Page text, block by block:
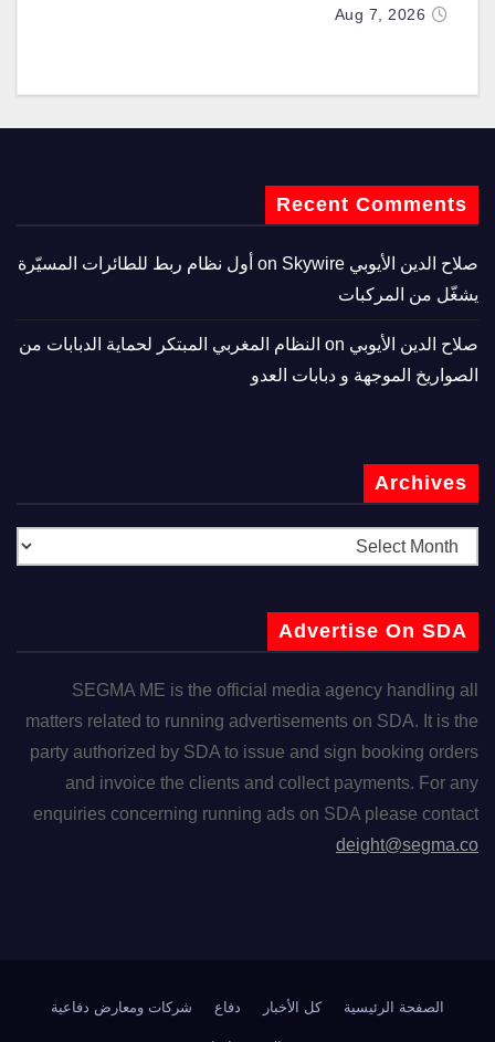
Aug 7, 2026
Recent Comments
صلاح الدين الأيوبي
Skywire أول نظام ربط للطائرات المسيّرة
يشغّل من المركبات
صلاح الدين الأيوبي
النظام المغربي المبتكر لحماية الدبابات من
الصواريخ الموجهة و دبابات العدو
Archives
Advertise On SDA
SEGMA ME is the official media agency handling all
matters related to running advertisements on SDA. It is the
party authorized by SDA to issue and sign booking orders
and invoice the clients and collect payments. For any
enquiries concerning running ads on SDA please contact
deight@segma.co
الصفحة الرئيسية كل الأخبار دفاع شركات ومعارض دفاعية